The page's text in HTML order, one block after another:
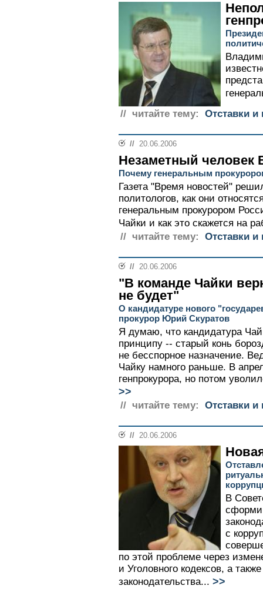
// читайте тему:
Отставки и
// 20.06.2006
Незаметный человек
Почему генеральным
Газета "Время новостей"
политологов, как они
генеральным прокурором
Чайки и как это скажется на
// читайте тему:
Отставки и
// 20.06.2006
"В команде Чайки
не будет"
О кандидатуре нового
прокурор Юрий Скуратов
Я думаю, что кандидатура
принципу -- старый конь
не бесспорное назначение.
Чайку намного раньше. В
генпрокурора, но потом
>>
// читайте тему: Отставки и
// 20.06.2006
В
с
по этой проблеме через
и Уголовного кодексов, а
законодательства... >>